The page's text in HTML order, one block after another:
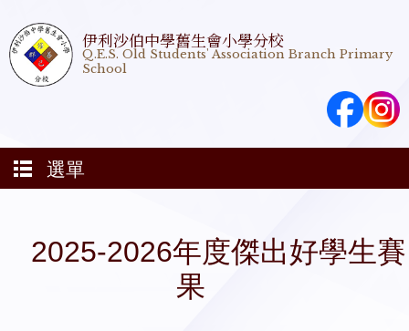
伊利沙伯中學舊生會小學分校
Q.E.S. Old Students' Association Branch Primary
School
選單
2025-2026年度傑出好學生賽
果